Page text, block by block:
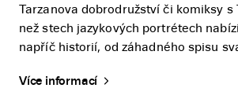
Tarzanova dobrodružství či komiksy s
než stech jazykových portrétech
napříč historií, od záhadného spisu
Více informací